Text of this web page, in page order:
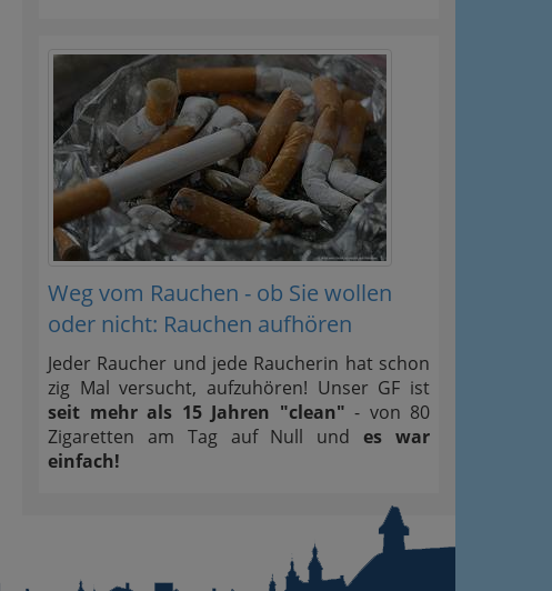
Weg vom Rauchen - ob Sie wollen
oder nicht: Rauchen aufhören
Jeder Raucher und jede Raucherin hat schon
zig Mal versucht, aufzuhören! Unser GF ist
seit mehr als 15 Jahren "clean" - von 80
Zigaretten am Tag auf Null undes war
einfach!